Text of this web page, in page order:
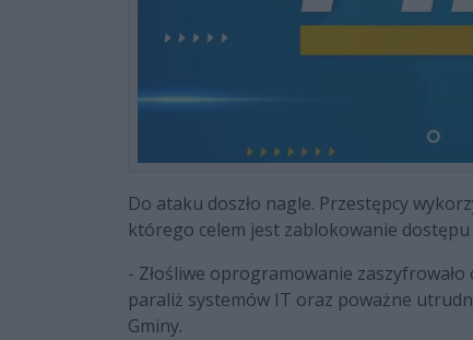
Do ataku doszło nagle. Przestępcy
którego celem jest zablokowanie
- Złośliwe oprogramowanie
paraliż systemów IT oraz poważne
Gminy.